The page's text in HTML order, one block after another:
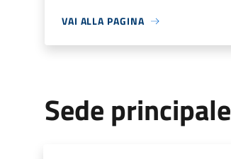
VAI ALLA PAGINA
Sede principale